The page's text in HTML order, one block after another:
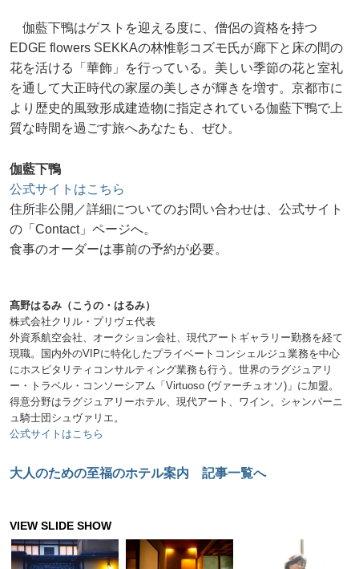
伽藍下鴨はゲストを迎える度に、僧侶の資格を持つ
EDGE flowers SEKKAの林惟彰コズモ氏が廊下と床の間の
花を活ける「華飾」を行っている。美しい季節の花と室礼
を通して大正時代の家屋の美しさが輝きを増す。京都市に
より歴史的風致形成建造物に指定されている伽藍下鴨で上
質な時間を過ごす旅へあなたも、ぜひ。
伽藍下鴨
公式サイトはこちら
住所非公開／詳細についてのお問い合わせは、公式サイト
の「Contact」ページへ。
食事のオーダーは事前の予約が必要。
髙野はるみ（こうの・はるみ）
株式会社クリル・プリヴェ代表
外資系航空会社、オークション会社、現代アートギャラリー勤務を経て
現職。国内外のVIPに特化したプライベートコンシェルジュ業務を中心
にホスピタリティコンサルティング業務も行う。世界のラグジュアリ
ー・トラベル・コンソーシアム「Virtuoso (ヴァーチュオソ)」に加盟。
得意分野はラグジュアリーホテル、現代アート、ワイン。シャンパーニ
ュ騎士団シュヴァリエ。
公式サイトはこちら
大人のための至福のホテル案内 記事一覧へ